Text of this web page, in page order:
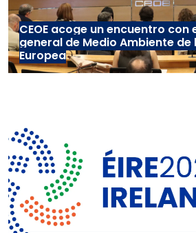
CEOE acoge un encuentro con
general de Medio Ambiente de
Europea